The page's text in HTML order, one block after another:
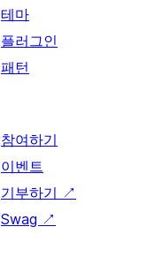
테마
플러그인
패턴
참여하기
이벤트
기부하기 ↗
Swag ↗